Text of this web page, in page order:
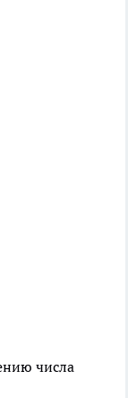
числа